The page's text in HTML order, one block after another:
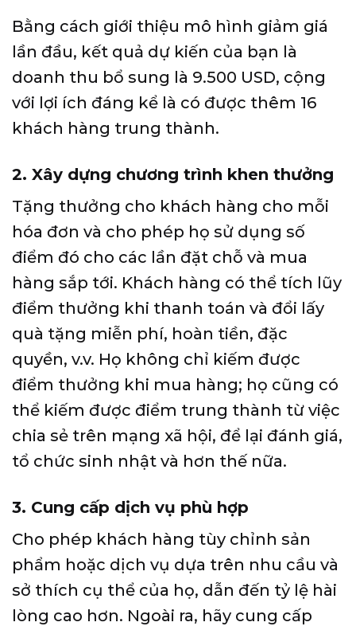
Bằng cách giới thiệu mô hình giảm giá
lần đầu, kết quả dự kiến ​​của bạn là
doanh thu bổ sung là 9.500 USD, cộng
với lợi ích đáng kể là có được thêm 16
khách hàng trung thành.
2. Xây dựng chương trình khen thưởng
Tặng thưởng cho khách hàng cho mỗi
hóa đơn và cho phép họ sử dụng số
điểm đó cho các lần đặt chỗ và mua
hàng sắp tới. Khách hàng có thể tích lũy
điểm thưởng khi thanh toán và đổi lấy
quà tặng miễn phí, hoàn tiền, đặc
quyền, v.v. Họ không chỉ kiếm được
điểm thưởng khi mua hàng; họ cũng có
thể kiếm được điểm trung thành từ việc
chia sẻ trên mạng xã hội, để lại đánh giá,
tổ chức sinh nhật và hơn thế nữa.
3. Cung cấp dịch vụ phù hợp
Cho phép khách hàng tùy chỉnh sản
phẩm hoặc dịch vụ dựa trên nhu cầu và
sở thích cụ thể của họ, dẫn đến tỷ lệ hài
lòng cao hơn. Ngoài ra, hãy cung cấp